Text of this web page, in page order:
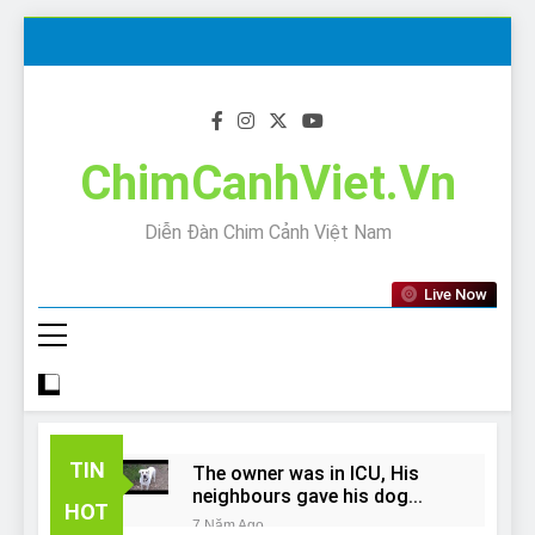
ChimCanhViet.Vn
Diễn Đàn Chim Cảnh Việt Nam
Live Now
TIN
HOT
The owner was in ICU, His
neighbours gave his dog
away!
7 Năm Ago